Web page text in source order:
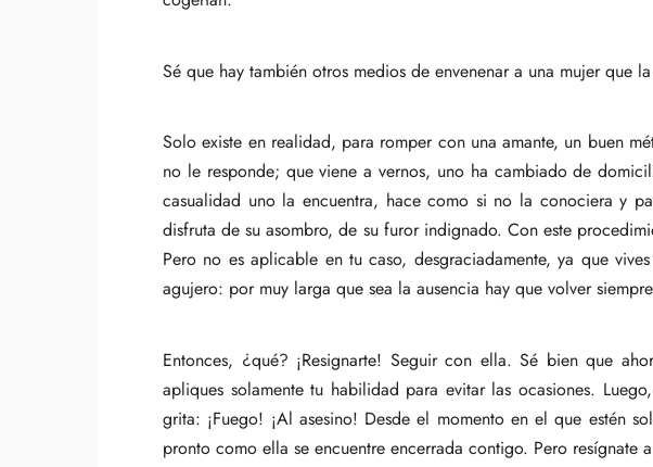
Sé que hay también otros medios de envenenar a una mujer que
Solo existe en realidad, para romper con una amante, un buen
no le responde; que viene a vernos, uno ha cambiado de
casualidad uno la encuentra, hace como si no la conociera y
disfruta de su asombro, de su furor indignado. Con este
Pero no es aplicable en tu caso, desgraciadamente, ya que
agujero: por muy larga que sea la ausencia hay que volver
Entonces, ¿qué? ¡Resignarte! Seguir con ella. Sé bien que
apliques solamente tu habilidad para evitar las ocasiones.
grita: ¡Fuego! ¡Al asesino! Desde el momento en el que estén
pronto como ella se encuentre encerrada contigo. Pero resígnate